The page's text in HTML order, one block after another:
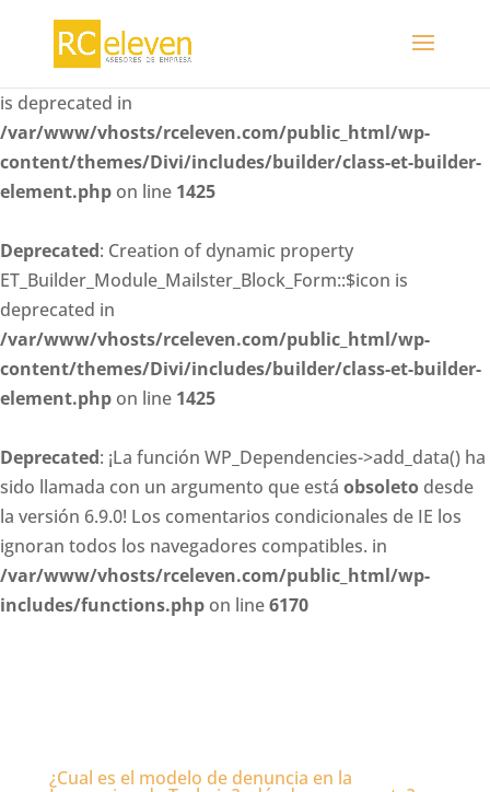
Deprecated : Creation of dynamic property
is deprecated in
/var/www/vhosts/rceleven.com/public_html/wp-
content/themes/Divi/includes/builder/class-et-builder-
element.php on line 1425
Deprecated: Creation of dynamic property
ET_Builder_Module_Mailster_Block_Form::$icon is
deprecated in
/var/www/vhosts/rceleven.com/public_html/wp-
content/themes/Divi/includes/builder/class-et-builder-
element.php on line 1425
Deprecated: ¡La función WP_Dependencies->add_data() ha
sido llamada con un argumento que está obsoleto desde
la versión 6.9.0! Los comentarios condicionales de IE los
ignoran todos los navegadores compatibles. in
/var/www/vhosts/rceleven.com/public_html/wp-
includes/functions.php on line6170
¿Cual es el modelo de denuncia en la